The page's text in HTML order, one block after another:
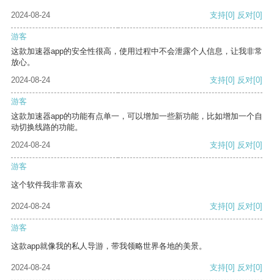
2024-08-24 支持[0] 反对[0]
游客
这款加速器app的安全性很高，使用过程中不会泄露个人信息，让我非常
放心。
2024-08-24
支持[0] 反对[0]
游客
这款加速器app的功能有点单一，可以增加一些新功能，比如增加一个自
动切换线路的功能。
2024-08-24
支持[0] 反对[0]
游客
这个软件我非常喜欢
2024-08-24 支持[0] 反对[0]
游客
这款app就像我的私人导游，带我领略世界各地的美景。
2024-08-24 支持[0] 反对[0]